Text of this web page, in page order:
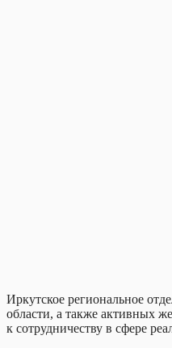
Иркутское региональное
области, а также активных
к сотрудничеству в сфере